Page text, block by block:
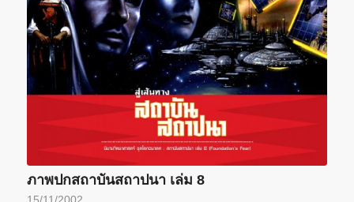
ภาพปกสถาบันสถาปนา เล่ม 8